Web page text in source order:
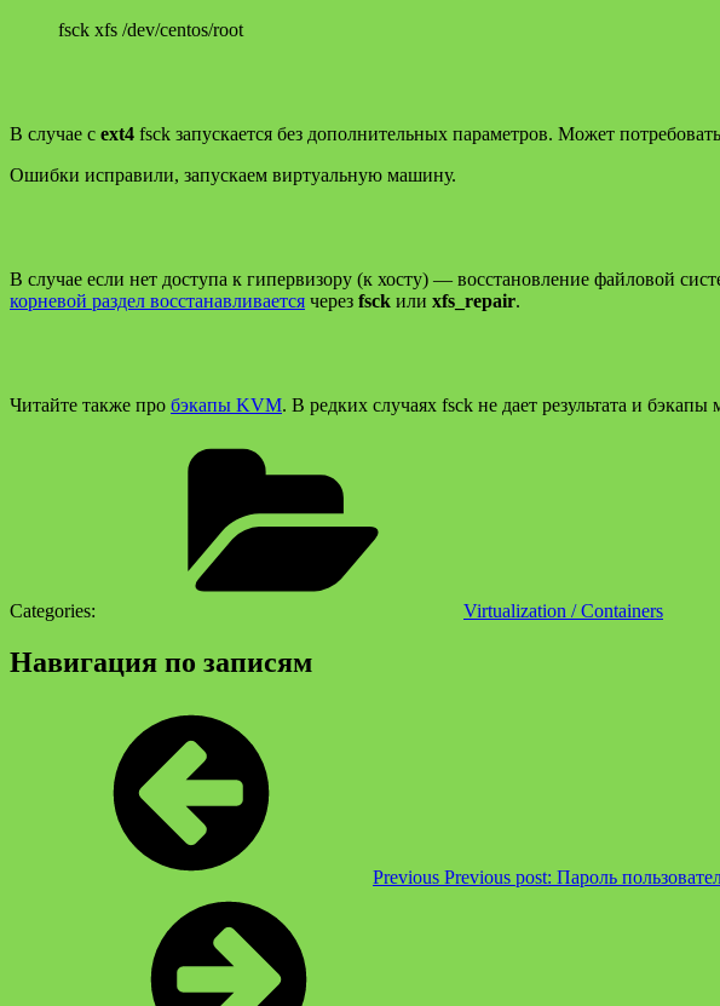
fsck xfs /dev/centos/root
В случае с ext4 fsck запускается без дополнительных параметров. Может
Ошибки исправили, запускаем виртуальную машину.
В случае если нет доступа к гипервизору (к хосту) — восстановление файловой
корневой раздел восстанавливается через fsck или xfs_repair.
Читайте также про бэкапы KVM. В редких случаях fsck не дает результата и бэкапы
Categories: Virtualization / Containers
Навигация по записям
Previous Previous post: Пароль